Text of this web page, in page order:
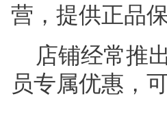
营，提供正品
店铺经常推
员专属优惠，